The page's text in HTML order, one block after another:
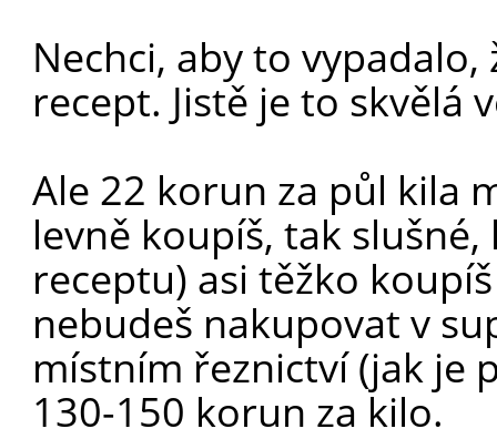
Nechci, aby to
recept. Jistě je to skvělá
Ale 22 korun za půl kila
levně koupíš, tak
receptu) asi těžko
nebudeš nakupovat v
místním řeznictví (jak je
130-150 korun za kilo.